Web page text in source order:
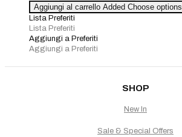
Giacca
Joseph
Ribkoff
quantità
Aggiungi al carrello Added Choose options
Lista Preferiti
Lista Preferiti
Aggiungi a Preferiti
Aggiungi a Preferiti
SHOP
New In
Sale & Special Offers